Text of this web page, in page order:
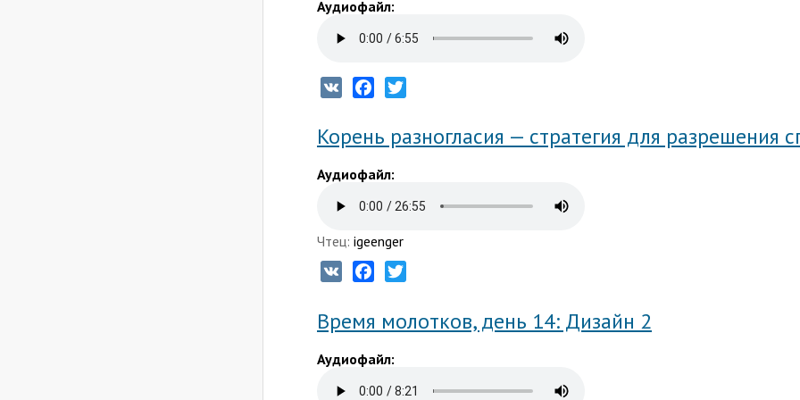
Аудиофайл:
VK Facebook
Корень разногласия — стратегия для разрешения
Аудиофайл:
Чтец: igeenger
VK
Facebook
Время молотков, день 14: Дизайн 2
Аудиофайл: